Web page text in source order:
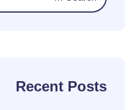
Recent Posts